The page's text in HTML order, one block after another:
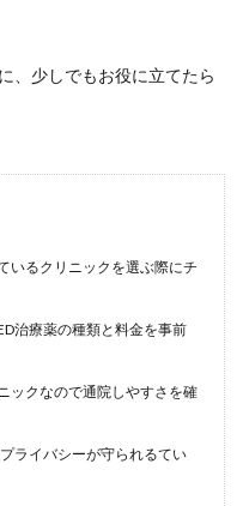
、少しでもお役に立てたら
いるクリニックを選ぶ際にチ
治療薬の種類と料金を事前
ックなので通院しやすさを確
ライバシーが守られるてい